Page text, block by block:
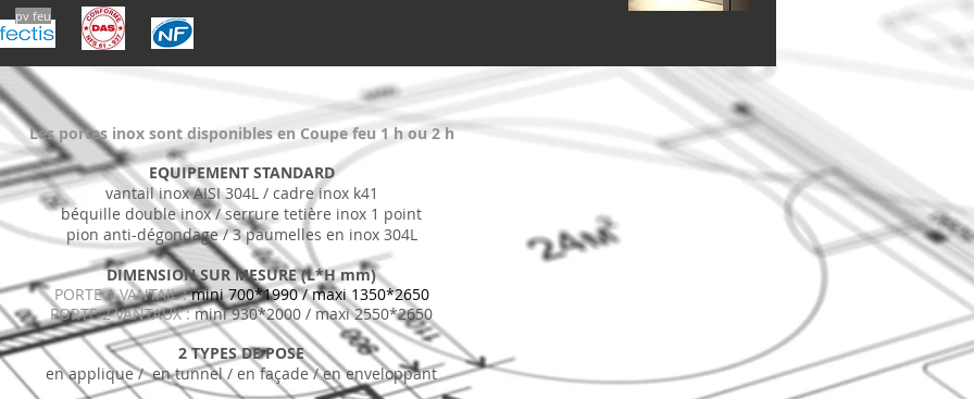
pv feu
Les portes inox sont disponibles en Coupe feu 1 h ou 2 h
EQUIPEMENT STANDARD
vantail inox AISI 304L / cadre inox k41
béquille double inox / serrure tetière inox 1 point
pion anti-dégondage / 3 paumelles en inox 304L
DIMENSION SUR MESURE (L*H mm)
PORTE 1 VANTAIL :mini 700*1990 / maxi 1350*2650
PORTE 2 VANTAUX :mini 930*2000 / maxi 2550*2650
2 TYPES DE POSE
en applique / en tunnel / en façade / en enveloppant